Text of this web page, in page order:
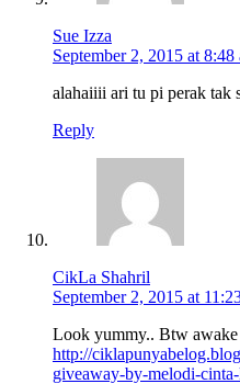
Sue Izza
September 2, 2015 at 8:48
alahaiiii ari tu pi perak tak
Reply
CikLa Shahril
September 2, 2015 at
Look yummy.. Btw awake
http://
giveaway-by-melodi-